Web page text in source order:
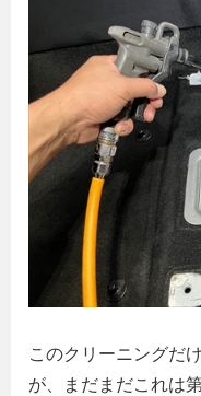
このクリーニングだ
が、まだまだこれは